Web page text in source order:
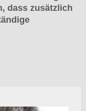
dass zusätzlich